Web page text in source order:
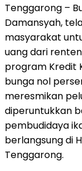
Tenggarong –
Damansyah,
masyarakat
uang dari
program Kredit
bunga nol
meresmikan
diperuntukkan
pembudidaya
berlangsung di
Tenggarong.